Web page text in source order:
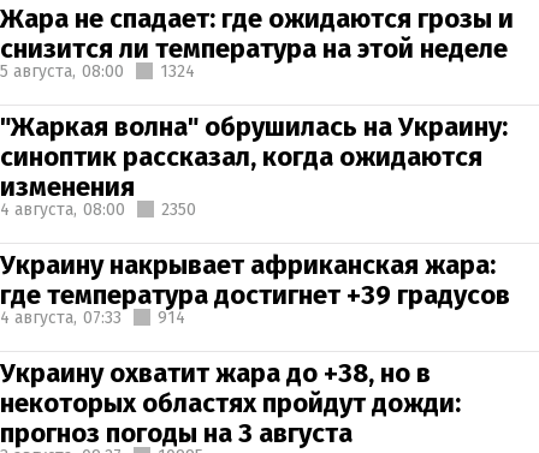
Жара не спадает: где ожидаются грозы и
снизится ли температура на этой неделе
5 августа, 08:00 1324
"Жаркая волна" обрушилась на Украину:
синоптик рассказал, когда ожидаются
изменения
4 августа, 08:00 2350
Украину накрывает африканская жара:
где температура достигнет +39 градусов
4 августа, 07:33 914
Украину охватит жара до +38, но в
некоторых областях пройдут дожди:
прогноз погоды на 3 августа